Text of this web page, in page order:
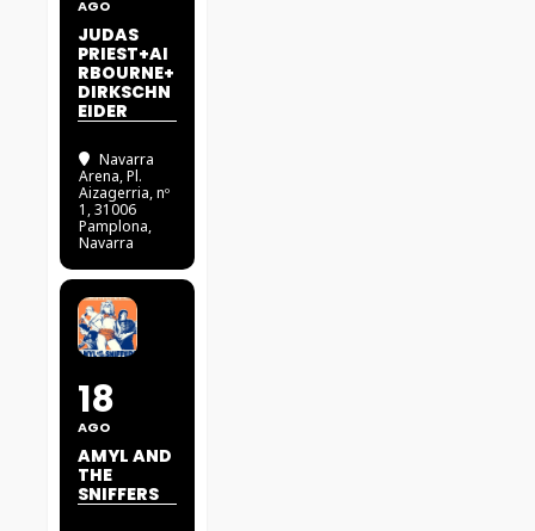
AGO
JUDAS
PRIEST+AI
RBOURNE+
DIRKSCHN
EIDER
Navarra
Arena, Pl.
Aizagerria, nº
1, 31006
Pamplona,
Navarra
18
AGO
AMYL AND
THE
SNIFFERS